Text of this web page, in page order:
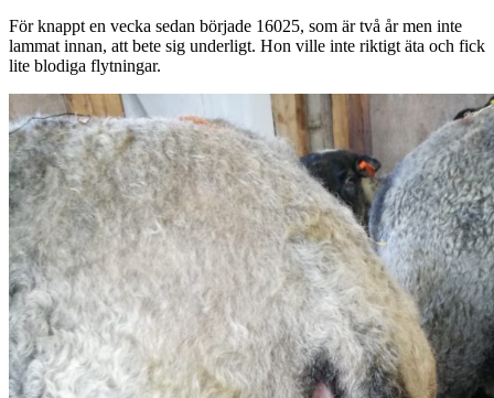
För knappt en vecka sedan började 16025, som är två år men inte
lammat innan, att bete sig underligt. Hon ville inte riktigt äta och fick
lite blodiga flytningar.